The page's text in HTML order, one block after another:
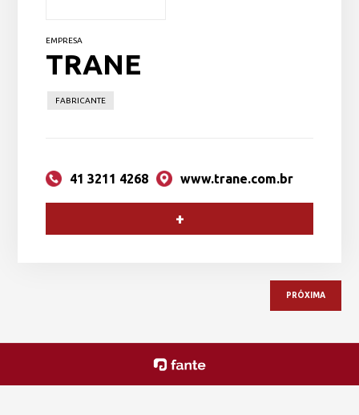
EMPRESA
TRANE
FABRICANTE
41 3211 4268 www.trane.com.br
+
PRÓXIMA